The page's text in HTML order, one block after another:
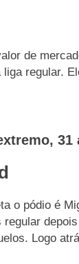
de
regular.
31
o pódio é
Logo